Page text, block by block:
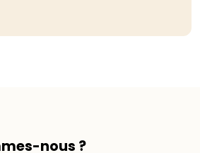
nous ?